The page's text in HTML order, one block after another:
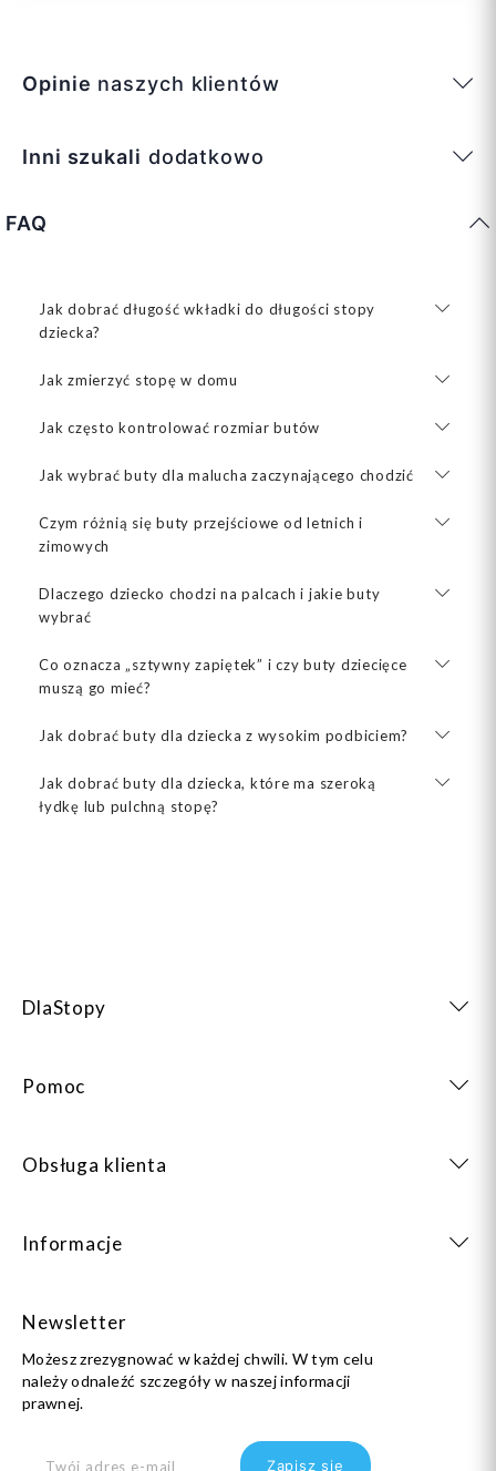
Opinie naszych klientów
Inni szukali dodatkowo
FAQ
Jak dobrać długość wkładki do długości stopy
dziecka?
Jak zmierzyć stopę w domu
Jak często kontrolować rozmiar butów
Jak wybrać buty dla malucha zaczynającego chodzić
Czym różnią się buty przejściowe od letnich i
zimowych
Dlaczego dziecko chodzi na palcach i jakie buty
wybrać
Co oznacza „sztywny zapiętek” i czy buty dziecięce
muszą go mieć?
Jak dobrać buty dla dziecka z wysokim podbiciem?
Jak dobrać buty dla dziecka, które ma szeroką
łydkę lub pulchną stopę?
DlaStopy
Pomoc
Obsługa klienta
Informacje
Newsletter
Możesz zrezygnować w każdej chwili. W tym celu
należy odnaleźć szczegóły w naszej informacji
prawnej.